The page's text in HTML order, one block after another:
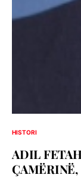
HISTORI
ADIL
ÇAMËRINË,